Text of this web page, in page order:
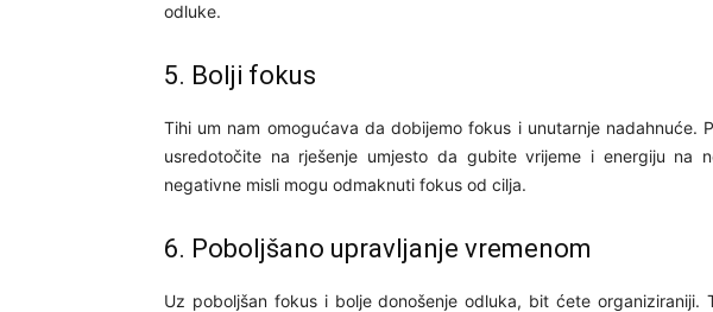
odluke.
5. Bolji fokus
Tihi um nam omogućava da dobijemo fokus i unutarnje nadahnuće.
usredotočite na rješenje umjesto da gubite vrijeme i energiju na
negativne misli mogu odmaknuti fokus od cilja.
6. Poboljšano upravljanje vremenom
Uz poboljšan fokus i bolje donošenje odluka, bit ćete